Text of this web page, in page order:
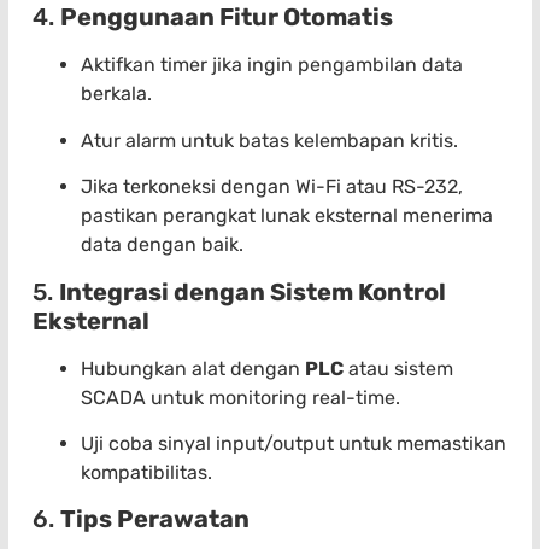
4. Penggunaan Fitur Otomatis
Aktifkan timer jika ingin pengambilan data
berkala.
Atur alarm untuk batas kelembapan kritis.
Jika terkoneksi dengan Wi-Fi atau RS-232,
pastikan perangkat lunak eksternal menerima
data dengan baik.
5. Integrasi dengan Sistem Kontrol
Eksternal
Hubungkan alat dengan PLC atau sistem
SCADA untuk monitoring real-time.
Uji coba sinyal input/output untuk memastikan
kompatibilitas.
6. Tips Perawatan